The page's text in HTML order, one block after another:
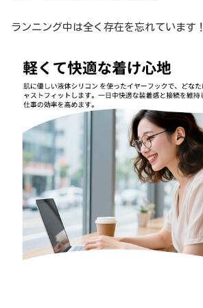
ランニング中は全く存在を忘れています！